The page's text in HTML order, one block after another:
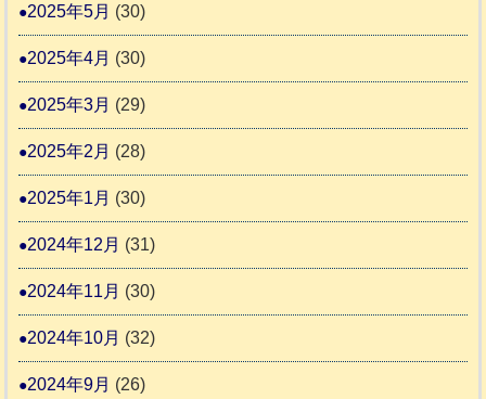
2025年5月 (30)
2025年4月 (30)
2025年3月 (29)
2025年2月 (28)
2025年1月 (30)
2024年12月 (31)
2024年11月 (30)
2024年10月 (32)
2024年9月 (26)